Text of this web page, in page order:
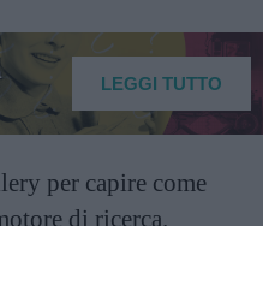
LEGGI TUTTO
per capire come
di ricerca.